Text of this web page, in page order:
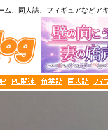
、同人誌、フィギュアなどア